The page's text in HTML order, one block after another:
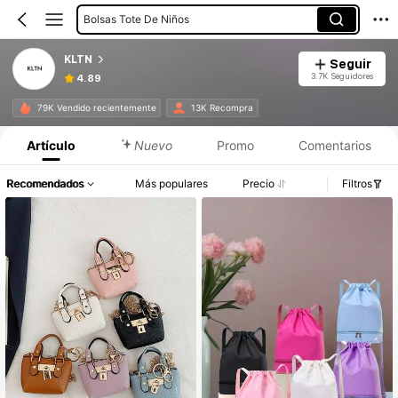
Bolsas Tote De Niños
KLTN
4.89
Seguir
3.7K Seguidores
79K Vendido recientemente 13K Recompra
Artículo Nuevo Promo Comentarios
Recomendados Más populares Precio Filtros